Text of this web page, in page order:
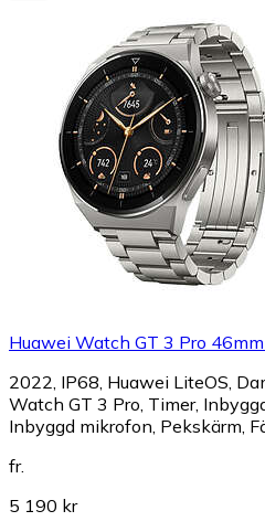
Huawei Watch GT 3 Pro
2022, IP68, Huawei LiteOS,
Watch GT 3 Pro, Timer,
Inbyggd mikrofon, Pekskärm,
fr.
5 190 kr